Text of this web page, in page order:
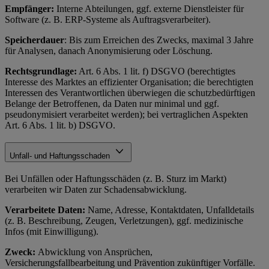
Empfänger: Interne Abteilungen, ggf. externe Dienstleister für
Software (z. B. ERP-Systeme als Auftragsverarbeiter).
Speicherdauer: Bis zum Erreichen des Zwecks, maximal 3 Jahre
für Analysen, danach Anonymisierung oder Löschung.
Rechtsgrundlage: Art. 6 Abs. 1 lit. f) DSGVO (berechtigtes
Interesse des Marktes an effizienter Organisation; die berechtigten
Interessen des Verantwortlichen überwiegen die schutzbedürftigen
Belange der Betroffenen, da Daten nur minimal und ggf.
pseudonymisiert verarbeitet werden); bei vertraglichen Aspekten
Art. 6 Abs. 1 lit. b) DSGVO.
Unfall- und Haftungsschaden
Bei Unfällen oder Haftungsschäden (z. B. Sturz im Markt)
verarbeiten wir Daten zur Schadensabwicklung.
Verarbeitete Daten: Name, Adresse, Kontaktdaten, Unfalldetails
(z. B. Beschreibung, Zeugen, Verletzungen), ggf. medizinische
Infos (mit Einwilligung).
Zweck: Abwicklung von Ansprüchen,
Versicherungsfallbearbeitung und Prävention zukünftiger Vorfälle.